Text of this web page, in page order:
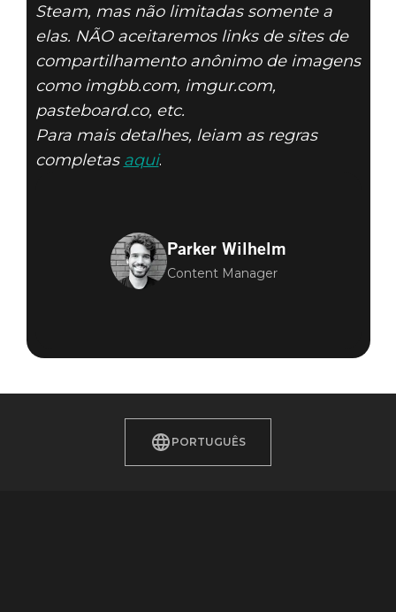
Steam, mas não limitadas somente a
elas. NÃO aceitaremos links de sites de
compartilhamento anônimo de imagens
como imgbb.com, imgur.com,
pasteboard.co, etc.
Para mais detalhes, leiam as regras
completas aqui.
Parker Wilhelm
Content Manager
PORTUGUÊS